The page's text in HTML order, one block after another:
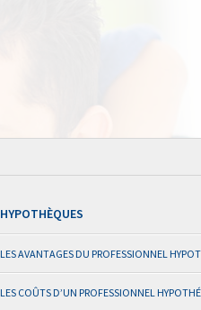
HYPOTHÈQUES
LES AVANTAGES DU PROFESSIONNEL
LES COÛTS D’UN PROFESSIONNEL